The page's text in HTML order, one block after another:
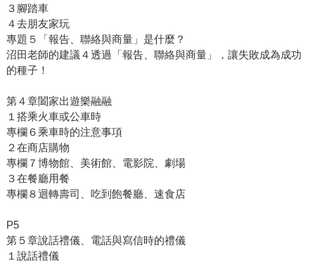
３腳踏車
４去朋友家玩
專題５「報告、聯絡與商量」是什麼？
沼田老師的建議４透過「報告、聯絡與商量」，讓失敗成為成功
的種子！
第４章闔家出遊樂融融
１搭乘火車或公車時
專欄６乘車時的注意事項
２在商店購物
專欄７博物館、美術館、電影院、劇場
３在餐廳用餐
專欄８迴轉壽司、吃到飽餐廳、速食店
P5
第５章說話禮儀、電話與寫信時的禮儀
１說話禮儀